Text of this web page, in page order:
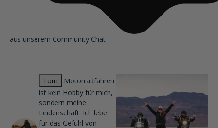
aus unserem Community Chat
Tom
Motorradfahren
ist kein Hobby für mich,
sondern meine
Leidenschaft. Ich lebe
für das Gefühl von